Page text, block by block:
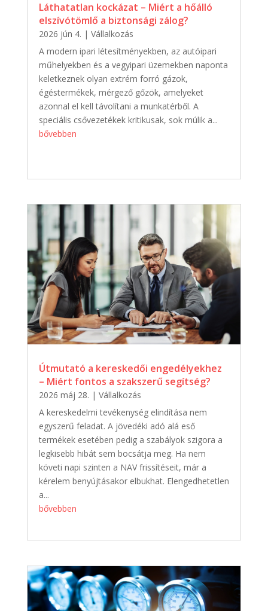
Láthatatlan kockázat – Miért a hőálló
elszívótömlő a biztonsági zálog?
2026 jún 4. | Vállalkozás
A modern ipari létesítményekben, az autóipari
műhelyekben és a vegyipari üzemekben naponta
keletkeznek olyan extrém forró gázok,
égéstermékek, mérgező gőzök, amelyeket
azonnal el kell távolítani a munkatérből. A
speciális csővezetékek kritikusak, sok múlik a...
bővebben
Útmutató a kereskedői engedélyekhez
– Miért fontos a szakszerű segítség?
2026 máj 28. | Vállalkozás
A kereskedelmi tevékenység elindítása nem
egyszerű feladat. A jövedéki adó alá eső
termékek esetében pedig a szabályok szigora a
legkisebb hibát sem bocsátja meg. Ha nem
követi napi szinten a NAV frissítéseit, már a
kérelem benyújtásakor elbukhat. Elengedhetetlen
a...
bővebben